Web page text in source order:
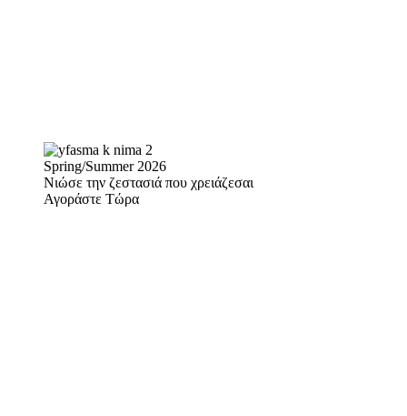
Spring/Summer 2026
Νιώσε την ζεστασιά που χρειάζεσαι
Αγοράστε Τώρα